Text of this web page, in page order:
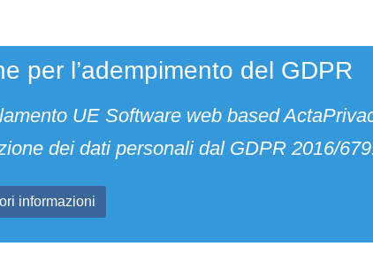
per l’adempimento del GDPR
UE Software web based
dei dati personali dal GDPR 2016/
informazioni